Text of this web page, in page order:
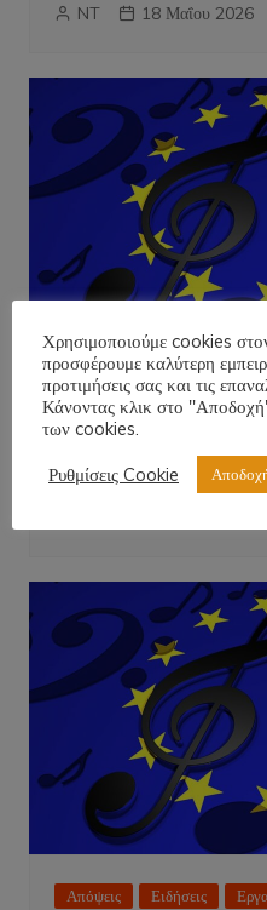
NT 18 Μαΐου 2026
Απόψεις Ειδήσεις
Πολιτική
EUROVISION 2026!
Απόψεις Ειδήσεις
Χρησιμοποιούμε cookies
προσφέρουμε καλύτερη
προτιμήσεις σας και τις
Κάνοντας κλικ στο
των cookies.
Ρυθμίσεις Cookie